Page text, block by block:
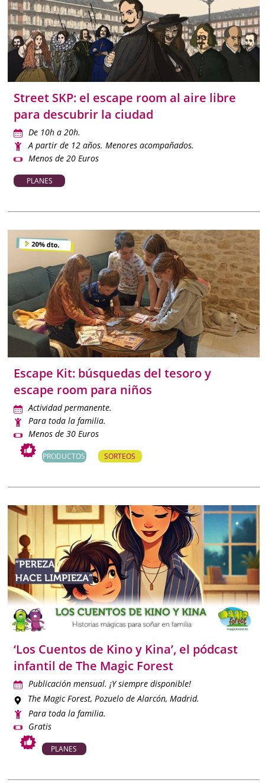
Street SKP: el escape room al aire libre
para descubrir la ciudad
De 10h a 20h.
A partir de 12 años. Menores acompañados.
Menos de 20 Euros
PLANES
Escape Kit: búsquedas del tesoro y
escape room para niños
Actividad permanente.
Para toda la familia.
Menos de 30 Euros
PRODUCTOS SORTEOS
‘Los Cuentos de Kino y Kina’, el pódcast
infantil de The Magic Forest
Publicación mensual. ¡Y siempre disponible!
The Magic Forest, Pozuelo de Alarcón, Madrid.
Para toda la familia.
Gratis
PLANES